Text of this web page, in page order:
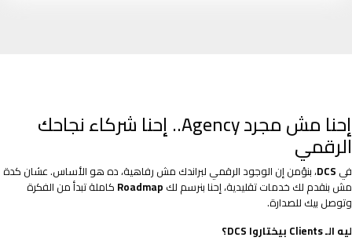
إحنا مش مجرد Agency.. إحنا شركاء نجاحك
الرقمي
في DCS، بنؤمن إن الوجود الرقمي لبراندك مش رفاهية، ده هو الأساس. عشان كدة
مش بنقدم لك خدمات تقليدية، إحنا بنرسم لك Roadmap كاملة تبدأ من الفكرة
وتوصل بيك للصدارة.
ليه الـ Clients بيختاروا DCS؟